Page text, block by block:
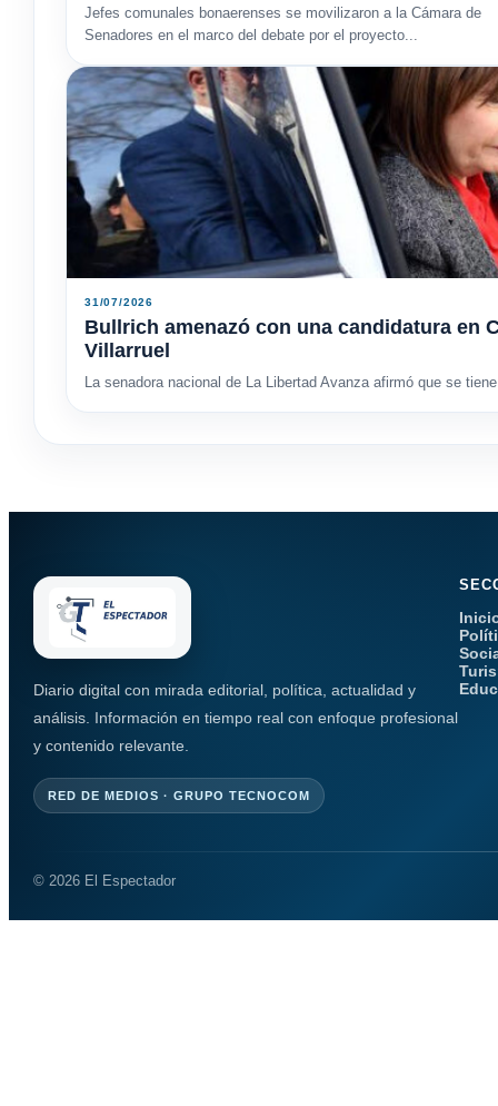
Jefes comunales bonaerenses se movilizaron a la Cámara de
Senadores en el marco del debate por el proyecto...
31/07/2026
Bullrich amenazó con una candidatura en
Villarruel
La senadora nacional de La Libertad Avanza afirmó que se
Diario digital con mirada editorial, política, actualidad y
análisis. Información en tiempo real con enfoque profesional
y contenido relevante.
RED DE MEDIOS · GRUPO TECNOCOM
© 2026 El Espectador